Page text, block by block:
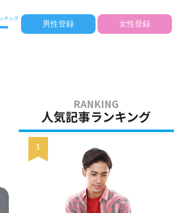
男性登録 女性登録
人気記事ランキング